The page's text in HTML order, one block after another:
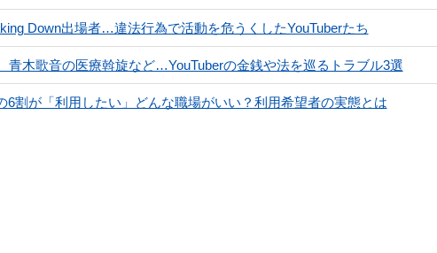
Down出場者…違法行為で活動を危うくしたYouTuberたち
青木歌音の医療斡旋など…YouTuberの金銭や法を巡るトラブル3選
6割が「利用したい」どんな職場がいい？利用希望者の実態とは